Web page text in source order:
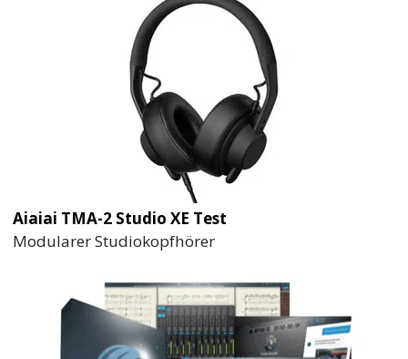
Aiaiai TMA-2 Studio XE Test
Modularer Studiokopfhörer